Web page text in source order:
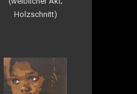
Holzschnitt)